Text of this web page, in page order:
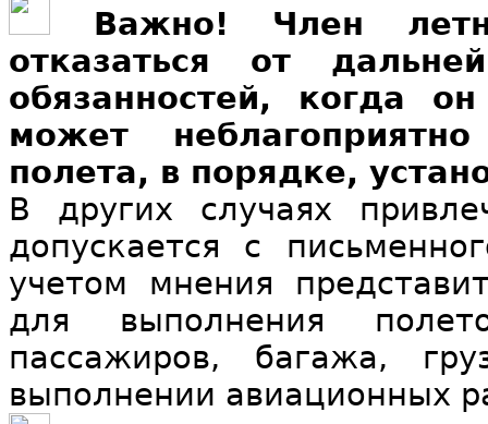
Важно! Член
отказаться от
обязанностей, когда
может
полета, в порядке,
В других случаях
допускается с
учетом мнения
для выполнения
пассажиров, багажа,
выполнении авиационных